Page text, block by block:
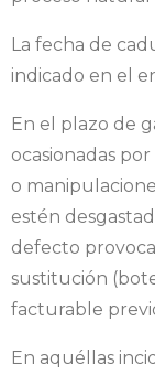
La fecha de
indicado en el
En el plazo de
ocasionadas
o
estén
defecto
sustitución
facturable
En aquéllas